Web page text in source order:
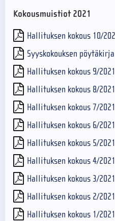
Kokousmuistiot 2021
Hallituksen kokous 10/
Syyskokouksen
Hallituksen kokous 9/
Hallituksen kokous 8/
Hallituksen kokous 7/
Hallituksen kokous 6/
Hallituksen kokous 5/
Hallituksen kokous 4/
Hallituksen kokous 3/
Hallituksen kokous 2/
Hallituksen kokous 1/